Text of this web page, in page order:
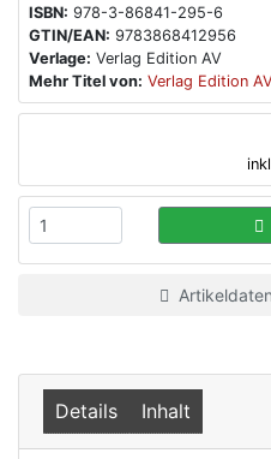
ISBN: 978-3-86841-295-6
GTIN/EAN: 9783868412956
Verlage: Verlag Edition AV
Mehr Titel von: Verlag Edition AV
Details Inhalt